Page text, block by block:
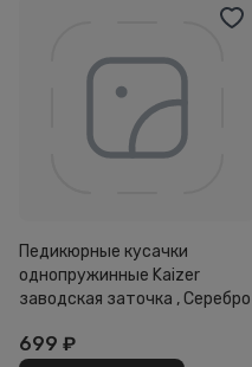
Педикюрные кусачки
однопружинные Kaizer
заводская заточка , Серебро
699 ₽